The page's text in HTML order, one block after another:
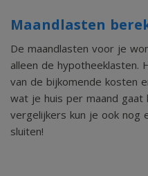
Maandlasten
De maandlasten voor je
alleen de hypotheeklasten.
van de bijkomende kosten
wat je huis per maand gaat
vergelijkers kun je ook nog
sluiten!